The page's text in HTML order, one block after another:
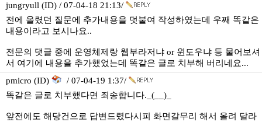
jungryull (ID) / 07-04-18 21:13/
전에 올렸던 질문에 추가내용을 덧붙여 작성하였는데 우째 똑같은
내용이라고 보시나요..
전문의 댓글 중에 운영체제랑 웹부라저냐 or 윈도우냐 등 물어보셔
서 여기에 내용을 추가했었는데 똑같은 글로 치부해 버리네요...
pmicro (ID)
/ 07-04-19 1:37/
똑같은 글로 치부했다면 죄송합니다._(__)_
앞전에도 해당건으로 답변드렸다시피 화면갈무리 해서 올려 달라